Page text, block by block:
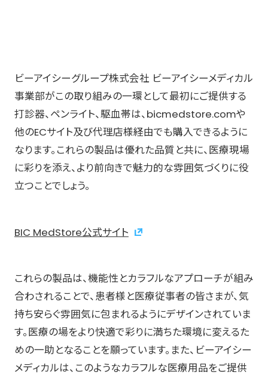
ビーアイシーグループ株式会社 ビーアイシーメディカル
事業部がこの取り組みの一環として最初にご提供する
打診器、ペンライト、駆血帯は、bicmedstore.comや
他のECサイト及び代理店様経由でも購入できるように
なります。これらの製品は優れた品質と共に、医療現場
に彩りを添え、より前向きで魅力的な雰囲気づくりに役
立つことでしょう。
BIC MedStore公式サイト
これらの製品は、機能性とカラフルなアプローチが組み
合わされることで、患者様と医療従事者の皆さまが、気
持ち安らぐ雰囲気に包まれるようにデザインされていま
す。医療の場をより快適で彩りに満ちた環境に変えるた
めの一助となることを願っています。また、ビーアイシー
メディカルは、このようなカラフルな医療用品をご提供